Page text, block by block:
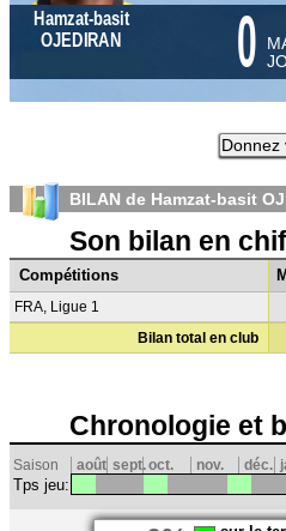
Hamzat-basit
OJEDIRAN
0
Donnez
BILAN de Hamzat-basit
Son bilan en
Compétitions
FRA, Ligue 1
Bilan total en club
Chronologie et
Saison août sept.oct. nov. déc.
Tps jeu: